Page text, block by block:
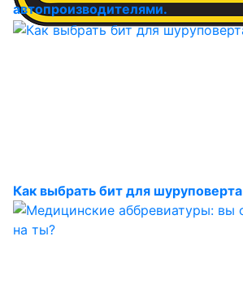
автопроизводителями.
Как выбрать бит для шуруповерта